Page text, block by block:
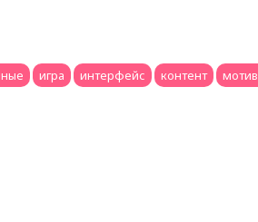
игра интерфейс контент